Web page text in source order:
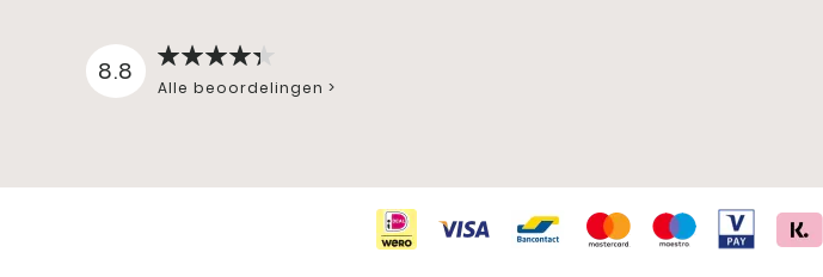
8.8
Alle beoordelingen >